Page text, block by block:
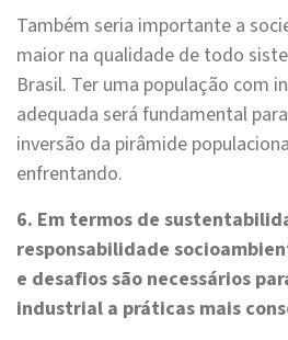
Também seria importante a
maior na qualidade de todo
Brasil. Ter uma população com
adequada será fundamental
inversão da pirâmide
enfrentando.
6. Em termos de
responsabilidade
e desafios são necessários
industrial a práticas mais